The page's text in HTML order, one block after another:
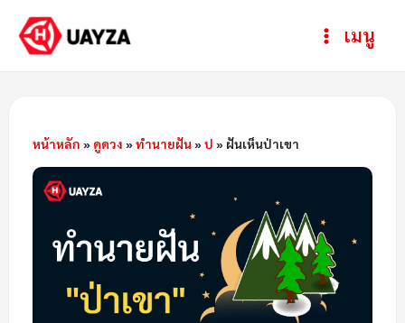
Mainเมนู
หน้าหลัก » ดูดวง »ทำนายฝัน»ป » ฝันเห็นป่าเขา
Post
navigation
ห
ม
ห